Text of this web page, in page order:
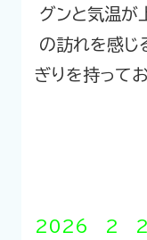
グンと気温が
の訪れを感じ
ぎりを持って
2026 2 21